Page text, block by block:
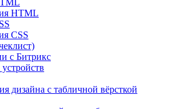
HTML
CSS
с Битрикс
дизайна с табличной вёрсткой